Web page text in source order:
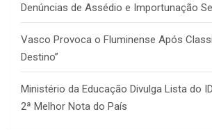
Denúncias de Assédio e Importunação
Vasco Provoca o Fluminense Após
Destino”
Ministério da Educação Divulga Lista do
2ª Melhor Nota do País